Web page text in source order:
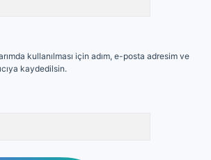
kullanılması için adım, e-posta adresim ve
kaydedilsin.